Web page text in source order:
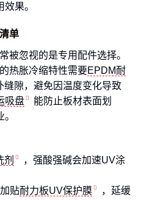
果。
单
被忽视的是专用配件选择。
热胀冷缩特性需要EPDM耐
缝隙，避免因温度变化导致
吸盘
能防止板材表面划
剂
，强酸强碱会加速UV涂
贴耐力板UV保护膜
，延缓